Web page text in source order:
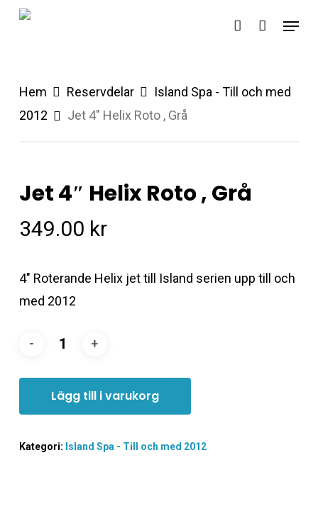
Skip
account
Menu
Hem Reservdelar
Island Spa - Till och med
2012
Jet 4″ Helix Roto , Grå
Jet 4″ Helix Roto , Grå
349.00 kr
4″ Roterande Helix jet till Island serien upp till och
med 2012
Lägg till i varukorg
Kategori: Island Spa - Till och med 2012